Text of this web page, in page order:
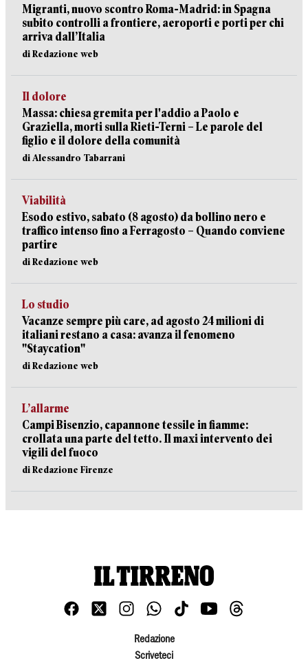
Migranti, nuovo scontro Roma-Madrid: in Spagna
subito controlli a frontiere, aeroporti e porti per chi
arriva dall’Italia
di Redazione web
Il dolore
Massa: chiesa gremita per l'addio a Paolo e
Graziella, morti sulla Rieti-Terni – Le parole del
figlio e il dolore della comunità
di Alessandro Tabarrani
Viabilità
Esodo estivo, sabato (8 agosto) da bollino nero e
traffico intenso fino a Ferragosto – Quando conviene
partire
di Redazione web
Lo studio
Vacanze sempre più care, ad agosto 24 milioni di
italiani restano a casa: avanza il fenomeno
"Staycation"
di Redazione web
L’allarme
Campi Bisenzio, capannone tessile in fiamme:
crollata una parte del tetto. Il maxi intervento dei
vigili del fuoco
di Redazione Firenze
Redazione
Scriveteci